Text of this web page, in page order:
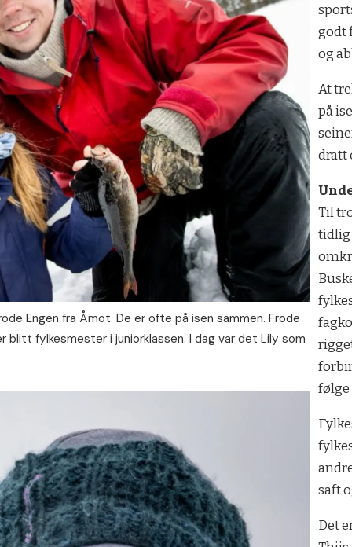
Engen fra Åmot. De er ofte på isen sammen. Frode
blitt fylkesmester i juniorklassen. I dag var det Lily som
godt
og
At
på
dratt
Til
tidlig
følge
saft
Det